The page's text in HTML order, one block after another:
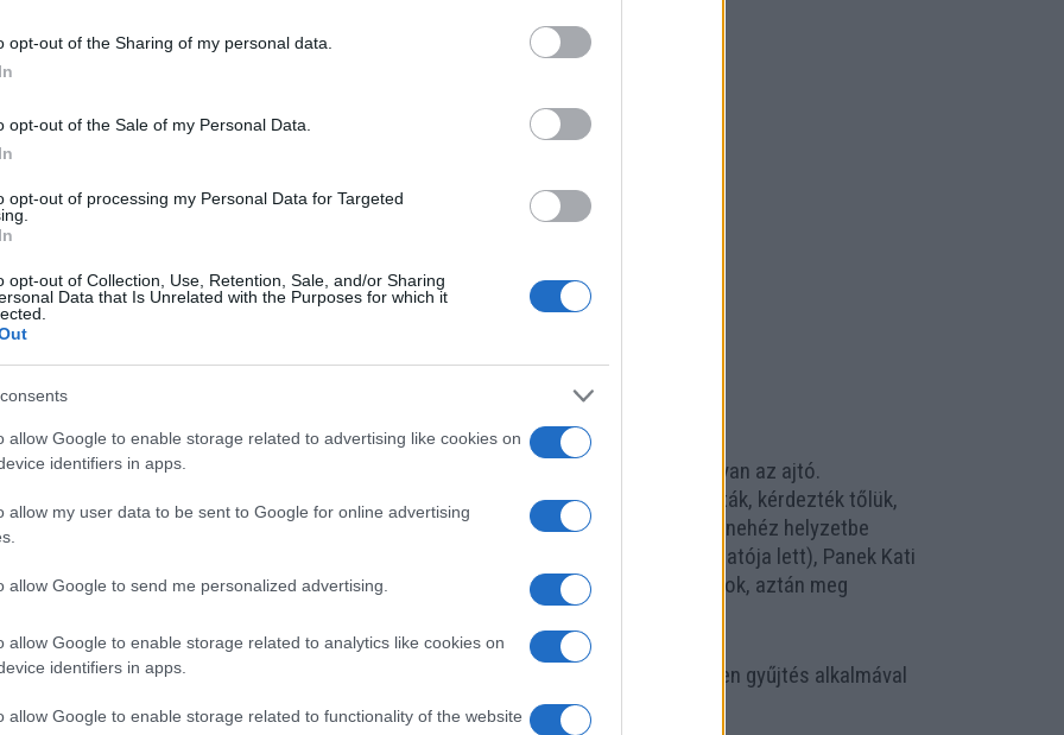
opt-out of the Sharing of my personal data.
opt-out of the Sale of my Personal Data.
opt-out of processing my Personal Data for Targeted
opt-out of Collection, Use, Retention, Sale, and/or Sharing
Data that Is Unrelated with the Purposes for which it
allow Google to enable storage related to advertising like cookies on
identifiers in apps.
allow my user data to be sent to Google for online advertising
allow Google to send me personalized advertising.
allow Google to enable storage related to analytics like cookies on
identifiers in apps.
allow Google to enable storage related to functionality of the website
Amikor le akartam szállni a buszról, hátraszólt a sofőr, hogy hátul blokkolva van az ajtó.
Kizsebeltek, leírták a címeket, mindent. De a táncházasokat is behívatták, kérdezték tőlük,
Ezért én eleinte nem is jártam táncházakba, nem akartam provokálni, a fiatalokat nehéz helyzetbe
Zoltánt (ő később, 1990 után a Hargita Nemzeti Székely Népi Együttes első igazgatója lett), Panek Kati
Zoli jött, mesélte, hogy a szekus tiszt azt mondta neki: most táncházat akartok, aztán meg
Andrásfalvy Bertalannal, akikkel számos gyűjtőúton vettek részt közösen. Egy ilyen gyűjtés alkalmával
„Duka” Györgynek a táncát is, mely a mostani filmünk apropóját adja.